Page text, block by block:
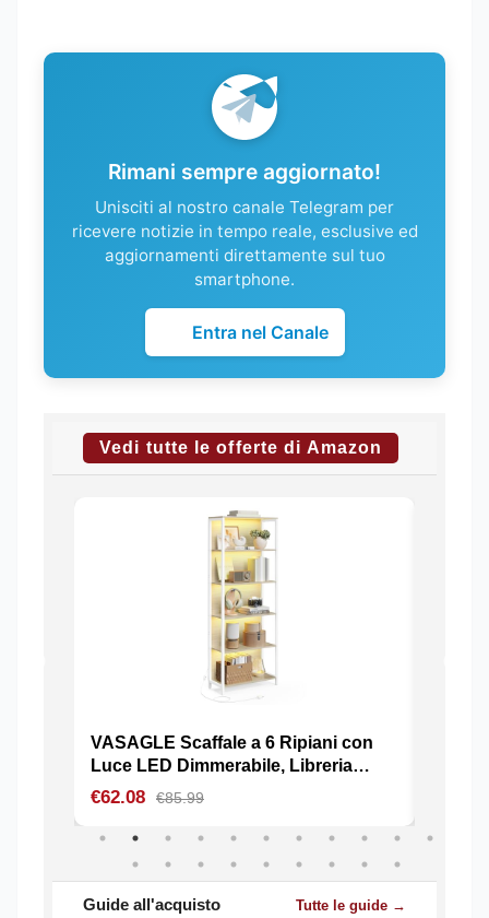
Rimani sempre aggiornato!
Unisciti al nostro canale Telegram per
ricevere notizie in tempo reale, esclusive ed
aggiornamenti direttamente sul tuo
smartphone.
Entra nel Canale